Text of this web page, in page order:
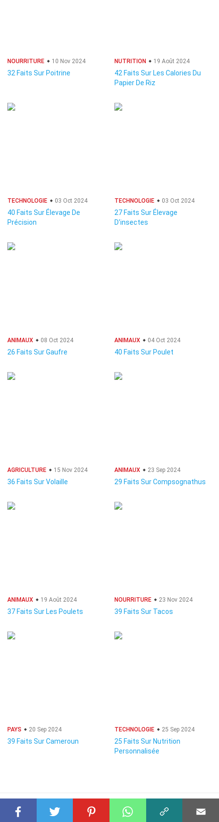
NOURRITURE 10 Nov 2024
32 Faits Sur Poitrine
NUTRITION 19 Août 2024
42 Faits Sur Les Calories Du
Papier De Riz
TECHNOLOGIE 03 Oct 2024
40 Faits Sur Élevage De
Précision
TECHNOLOGIE 03 Oct 2024
27 Faits Sur Élevage
D'insectes
ANIMAUX 08 Oct 2024
26 Faits Sur Gaufre
ANIMAUX 04 Oct 2024
40 Faits Sur Poulet
AGRICULTURE 15 Nov 2024
36 Faits Sur Volaille
ANIMAUX 23 Sep 2024
29 Faits Sur Compsognathus
ANIMAUX 19 Août 2024
37 Faits Sur Les Poulets
NOURRITURE 23 Nov 2024
39 Faits Sur Tacos
PAYS 20 Sep 2024
39 Faits Sur Cameroun
TECHNOLOGIE 25 Sep 2024
25 Faits Sur Nutrition
Personnalisée
© 2023